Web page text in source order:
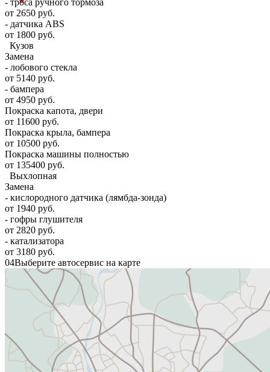
- троса ручного тормоза
от 2650 руб.
- датчика ABS
от 1800 руб.
Кузов
Замена
- лобового стекла
от 5140 руб.
- бампера
от 4950 руб.
Покраска капота, двери
от 11600 руб.
Покраска крыла, бампера
от 10500 руб.
Покраска машины полностью
от 135400 руб.
Выхлопная
Замена
- кислородного датчика (лямбда-зонда)
от 1940 руб.
- гофры глушителя
от 2820 руб.
- катализатора
от 3180 руб.
04Выберите автосервис на карте